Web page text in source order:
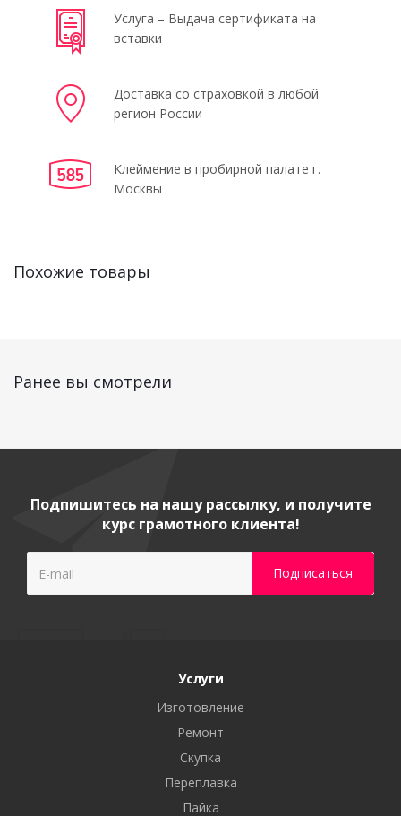
Услуга – Выдача сертификата на
вставки
Доставка со страховкой в любой
регион России
Клеймение в пробирной палате г.
Москвы
Похожие товары
Ранее вы смотрели
Подпишитесь на нашу рассылку, и получите
курс грамотного клиента!
Услуги
Изготовление
Ремонт
Скупка
Переплавка
Пайка